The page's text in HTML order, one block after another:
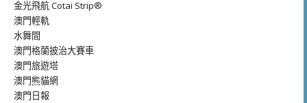
金光飛航 Cotai Strip®
澳門輕軌
水舞間
澳門格蘭披治大賽車
澳門旅遊塔
澳門熊貓網
澳門日報